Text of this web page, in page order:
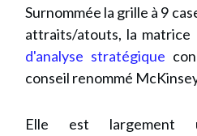
Surnommée la grille à 9
attraits/atouts, la matrice
d'analyse stratégique
conseil renommé
Elle est